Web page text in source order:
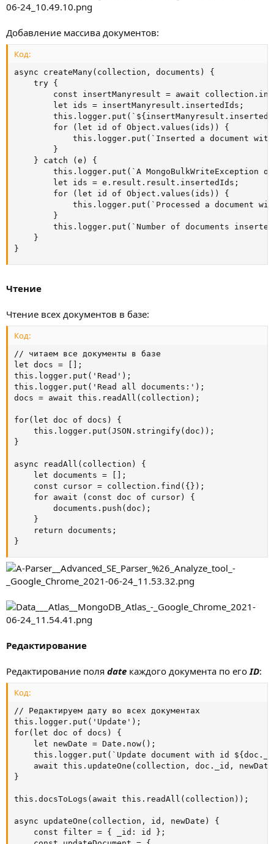
Добавление массива документов:
Код:
async createMany(collection, documents) {
    try {
const insertManyresult = await
        let ids = insertManyresult.insertedIds;
        for (let id of Object.values(ids)) {
this.logger.put(`Inserted a document
        }
    } catch (e) {
this.logger.put(`A MongoBulkWriteException
        let ids = e.result.result.insertedIds;
        for (let id of Object.values(ids)) {
this.logger.put(`Processed a document
        }
this.logger.put(`Number of documents
    }
}
Чтение
Чтение всех документов в базе:
Код:
// читаем все документы в базе
let docs = [];
this.logger.put('Read');
this.logger.put('Read all documents:');
docs = await this.readAll(collection);
for(let doc of docs) {
    this.logger.put(JSON.stringify(doc));
}
async readAll(collection) {
    let documents = [];
    const cursor = collection.find({});
    for await (const doc of cursor) {
        documents.push(doc);
    }
    return documents;
}
Редактирование
Редактирование поля date каждого документа по егоID:
Код:
// Редактируем дату во всех документах
this.logger.put('Update');
for(let doc of docs) {
    let newDate = Date.now();
this.logger.put(`Update document with id
await this.updateOne(collection, doc._id,
}
this.docsToLogs(await this.readAll(collection));
async updateOne(collection, id, newDate) {
    const filter = { _id: id };